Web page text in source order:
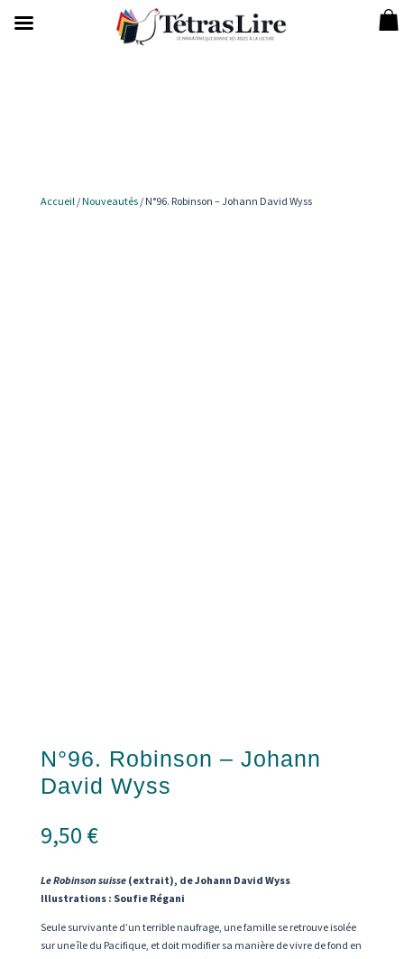
Accueil/Nouveautés/ N°96. Robinson – Johann David Wyss
N°96. Robinson – Johann
David Wyss
9,50 €
Le Robinson suisse (extrait), de Johann David Wyss
Illustrations : Soufie Régani
Seule survivante d’un terrible naufrage, une famille se retrouve isolée
sur une île du Pacifique, et doit modifier sa manière de vivre de fond en